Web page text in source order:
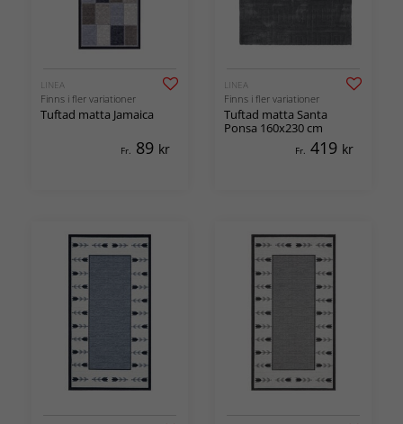
LINEA
Finns i fler variationer
Tuftad matta Jamaica
Fr. 89 kr
LINEA
Finns i fler variationer
Tuftad matta Santa
Ponsa 160x230 cm
Fr. 419 kr